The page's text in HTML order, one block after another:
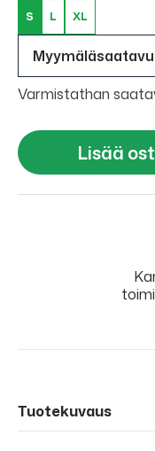
S
L XL
Varmistathan
Lisää
Tuotekuvaus